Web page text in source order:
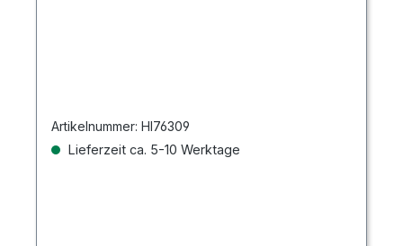
Artikelnummer: HI76309
Lieferzeit ca. 5-10 Werktage